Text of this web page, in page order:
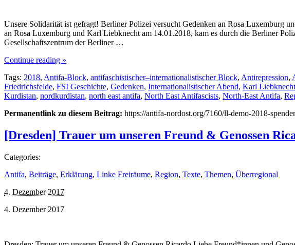
Unsere Solidarität ist gefragt! Berliner Polizei versucht Gedenken an Rosa Luxemburg
an Rosa Luxemburg und Karl Liebknecht am 14.01.2018, kam es durch die Berliner
Gesellschaftszentrum der Berliner …
Continue reading »
Tags: 2018, Antifa-Block, antifaschistischer–internationalistischer Block, Antirepression,
Friedrichsfelde, FSI Geschichte, Gedenken, Internationalistischer Abend, Karl Liebknecht
Kurdistan, nordkurdistan, north east antifa, North East Antifascists, North-East Antifa,
Permanentlink zu diesem Beitrag: https://antifa-nordost.org/7160/ll-demo-2018-
[Dresden] Trauer um unseren Freund & Genossen
Categories:
Antifa, Beiträge, Erklärung, Linke Freiräume, Region, Texte, Themen, Überregional
4. Dezember 2017
4. Dezember 2017